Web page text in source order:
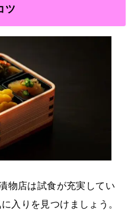
ツ
物店は試食が充実してい
入りを見つけましょう。